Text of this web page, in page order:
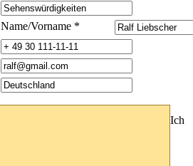
Name/Vorname *
Ich